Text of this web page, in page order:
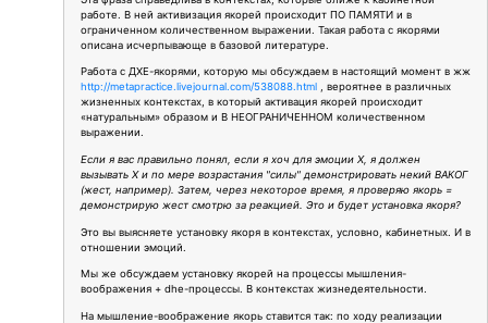
работе. В ней активизация якорей происходит ПО ПАМЯТИ и в
ограниченном количественном выражении. Такая работа с якорями
описана исчерпывающе в базовой литературе.
Работа с ДХЕ-якорями, которую мы обсуждаем в настоящий момент в жж
http://metapractice.livejournal.com/538088.html , вероятнее в различных
жизненных контекстах, в который активация якорей происходит
«натуральным» образом и В НЕОГРАНИЧЕННОМ количественном
выражении.
Если я вас правильно понял, если я хоч для эмоции Х, я должен
вызывать Х и по мере возрастания "силы" демонстрировать некий ВАКОГ
(жест, например). Затем, через некоторое время, я проверяю якорь =
демонстрирую жест смотрю за реакцией. Это и будет установка якоря?
Это вы выясняете установку якоря в контекстах, условно, кабинетных. И в
отношении эмоций.
Мы же обсуждаем установку якорей на процессы мышления-
воображения + dhe-процессы. В контекстах жизнедеятельности.
На мышление-воображение якорь ставится так: по ходу реализации